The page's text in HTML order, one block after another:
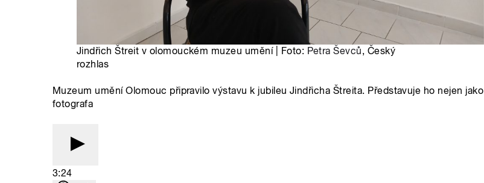
Jindřich Štreit v olomouckém muzeu umění | Foto: Petra Ševců, Český
rozhlas
Muzeum umění Olomouc připravilo výstavu k jubileu Jindřicha Štreita. Představuje ho nejen jako
fotografa
3:24